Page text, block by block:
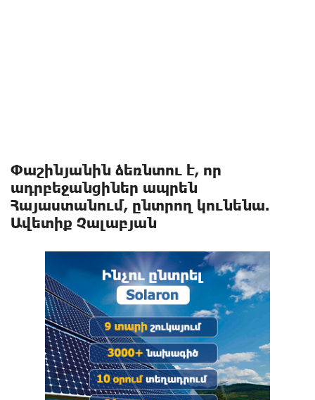
Փաշինյանին ձեռնտու է, որ
ադրբեջանցիներ ապրեն
Հայաստանում, ընտրող կունենա.
Ավետիք Չալաբյան